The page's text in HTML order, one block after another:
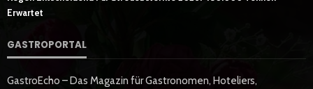
Erwartet
GASTROPORTAL
GastroEcho – Das Magazin für Gastronomen, Hoteliers,